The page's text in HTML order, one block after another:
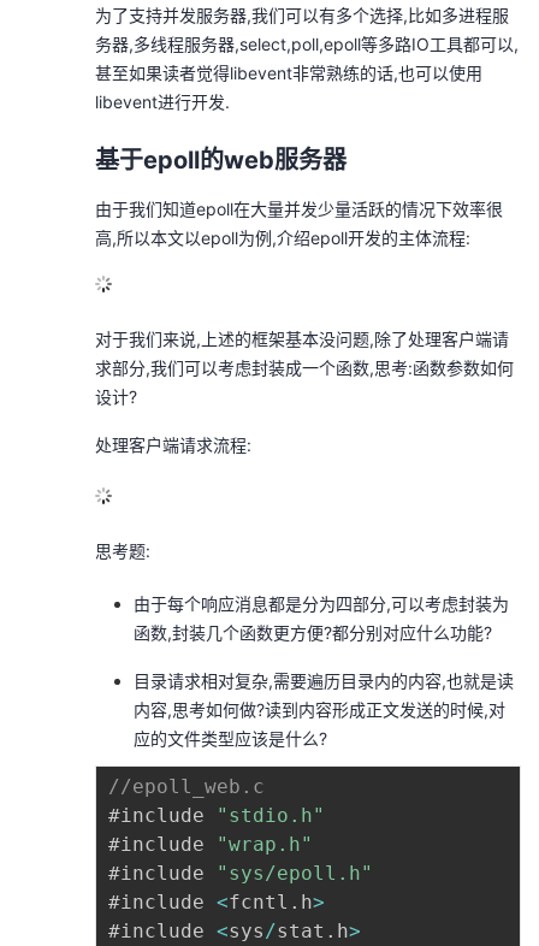
为了支持并发服务器,我们可以有多个选择,比如多进程服
务器,多线程服务器,select,poll,epoll等多路IO工具都可以,
甚至如果读者觉得libevent非常熟练的话,也可以使用
libevent进行开发.
基于epoll的web服务器
由于我们知道epoll在大量并发少量活跃的情况下效率很
高,所以本文以epoll为例,介绍epoll开发的主体流程:
对于我们来说,上述的框架基本没问题,除了处理客户端请
求部分,我们可以考虑封装成一个函数,思考:函数参数如何
设计?
处理客户端请求流程:
思考题:
由于每个响应消息都是分为四部分,可以考虑封装为
函数,封装几个函数更方便?都分别对应什么功能?
目录请求相对复杂,需要遍历目录内的内容,也就是读
内容,思考如何做?读到内容形成正文发送的时候,对
应的文件类型应该是什么?
//epoll_web.c
#include
"stdio.h"
#include
"wrap.h"
#include
"sys/epoll.h"
#include <fcntl . h>
#include <sys/stat . h>